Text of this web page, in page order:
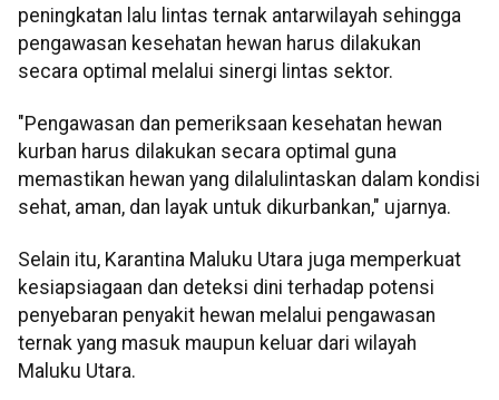
peningkatan lalu lintas ternak antarwilayah sehingga
pengawasan kesehatan hewan harus dilakukan
secara optimal melalui sinergi lintas sektor.
"Pengawasan dan pemeriksaan kesehatan hewan
kurban harus dilakukan secara optimal guna
memastikan hewan yang dilalulintaskan dalam kondisi
sehat, aman, dan layak untuk dikurbankan," ujarnya.
Selain itu, Karantina Maluku Utara juga memperkuat
kesiapsiagaan dan deteksi dini terhadap potensi
penyebaran penyakit hewan melalui pengawasan
ternak yang masuk maupun keluar dari wilayah
Maluku Utara.